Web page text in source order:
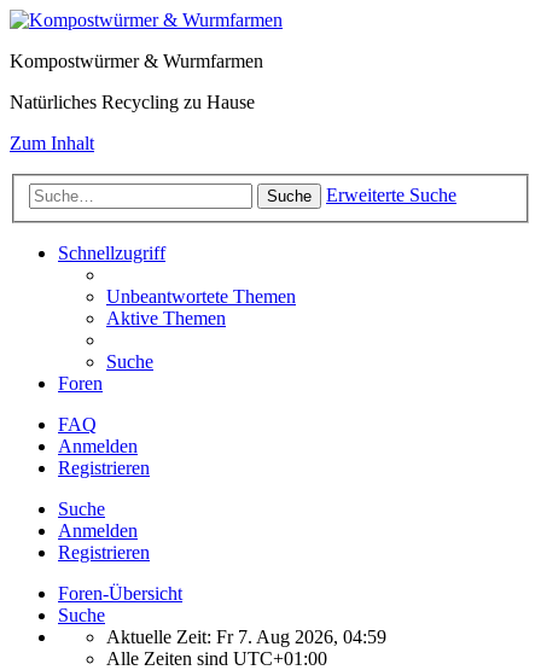
Kompostwürmer & Wurmfarmen
Natürliches Recycling zu Hause
Zum Inhalt
Suche Erweiterte Suche
Schnellzugriff
Unbeantwortete Themen
Aktive Themen
Suche
Foren
FAQ
Anmelden
Registrieren
Suche
Anmelden
Registrieren
Foren-Übersicht
Suche
Aktuelle Zeit: Fr 7. Aug 2026, 04:59
Alle Zeiten sind UTC+01:00